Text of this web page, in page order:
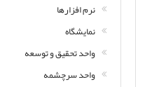
نرم افزارها
نمایشگاه
واحد تحقیق و توسعه
واحد سرچشمه